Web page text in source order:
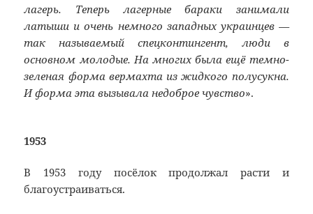
лагерь. Теперь лагерные бараки занимали
латыши и очень немного западных украинцев —
так называемый спецконтингент, люди в
основном молодые. На многих была ещё темно-
зеленая форма вермахта из жидкого полусукна.
И форма эта вызывала недоброе чувство».
1953
В 1953 году посёлок продолжал расти и
благоустраиваться.